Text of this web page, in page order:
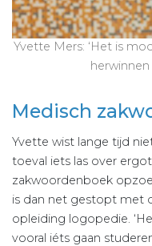
Yvette Mers: ‘Het is
herwinnen
Medisch
Yvette wist lange tijd
toeval iets las over
zakwoordenboek
is dan net gestopt met
opleiding logopedie.
vooral iéts gaan